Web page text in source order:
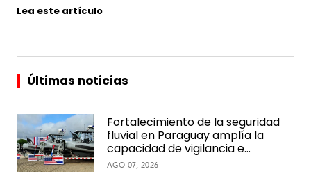
Lea este artículo
Últimas noticias
Fortalecimiento de la seguridad
fluvial en Paraguay amplía la
capacidad de vigilancia e
interdicción en la hidrovía
AGO 07, 2026